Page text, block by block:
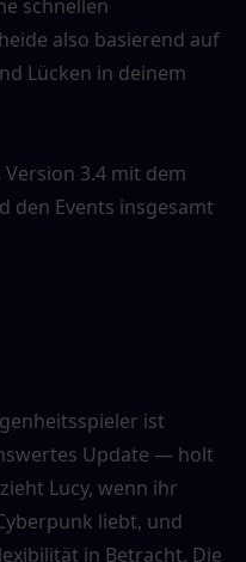
schnellen
also basierend auf
Lücken in deinem
3.4 mit dem
den Events insgesamt
ist
Update — holt
Lucy, wenn ihr
liebt, und
in Betracht. Die